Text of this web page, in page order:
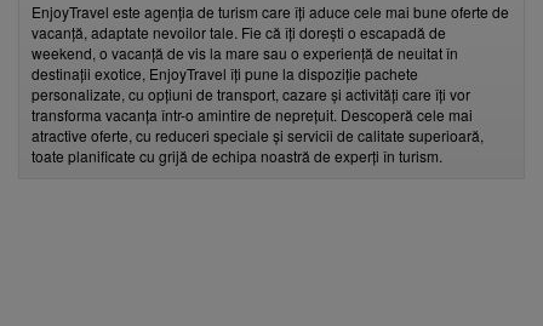
EnjoyTravel este agenția de turism care îți aduce cele mai bune oferte de
vacanță, adaptate nevoilor tale. Fie că îți dorești o escapadă de
weekend, o vacanță de vis la mare sau o experiență de neuitat în
destinații exotice, EnjoyTravel îți pune la dispoziție pachete
personalizate, cu opțiuni de transport, cazare și activități care îți vor
transforma vacanța într-o amintire de neprețuit. Descoperă cele mai
atractive oferte, cu reduceri speciale și servicii de calitate superioară,
toate planificate cu grijă de echipa noastră de experți în turism.